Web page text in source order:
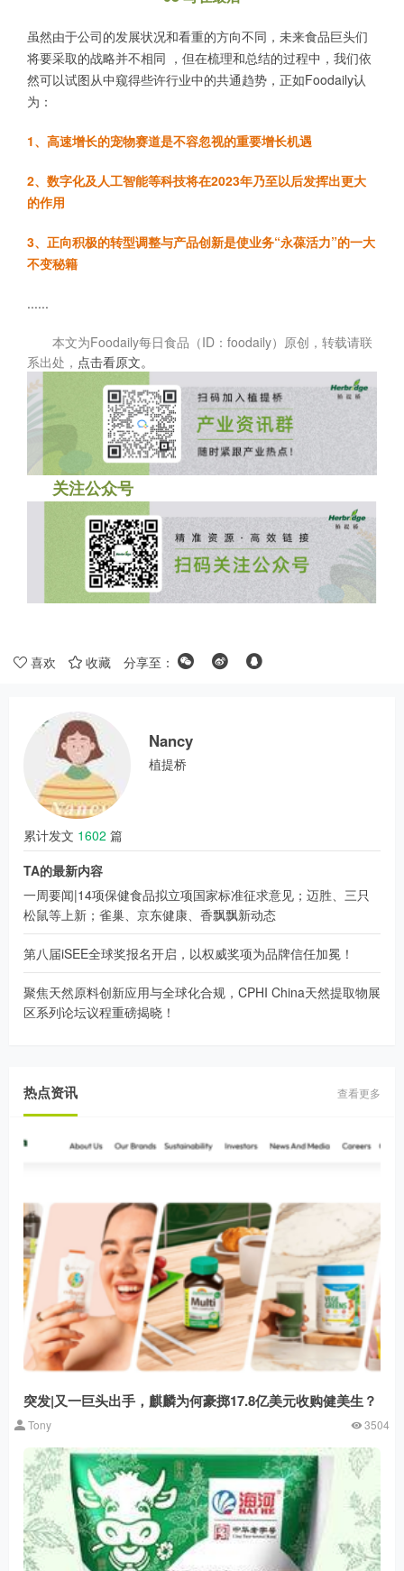
虽然由于公司的发展状况和看重的方向不同，未来食品巨头们
将要采取的战略并不相同 ，但在梳理和总结的过程中，我们依
然可以试图从中窥得些许行业中的共通趋势，正如Foodaily认
为：
1、高速增长的宠物赛道是不容忽视的重要增长机遇
2、数字化及人工智能等科技将在2023年乃至以后发挥出更大
的作用
3、正向积极的转型调整与产品创新是使业务“永葆活力”的一大
不变秘籍
......
本文为Foodaily每日食品（ID：foodaily）原创 ，转载请联
系出处， 点击看原文。
关注公众号
喜欢 收藏 分享至：
Nancy
植提桥
累计发文 1602 篇
TA的最新内容
一周要闻|14项保健食品拟立项国家标准征求意见；迈胜、三只
松鼠等上新；雀巢、京东健康、香飘飘新动态
第八届iSEE全球奖报名开启，以权威奖项为品牌信任加冕！
聚焦天然原料创新应用与全球化合规，CPHI China天然提取物展
区系列论坛议程重磅揭晓！
热点资讯 查看更多
突发|又一巨头出手，麒麟为何豪掷17.8亿美元收购健美生？
Tony 3504